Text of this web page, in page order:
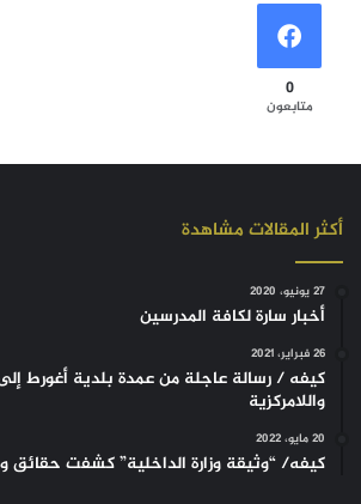
0
متابعون
أكثر المقالات مشاهدة
27 يونيو، 2020
أخبار سارة لكافة المدرسين
26 فبراير، 2021
كيفه / رسالة عاجلة من عمدة بلدية أغورط إلى
واللامركزية
20 مايو، 2022
كيفه/ “وثيقة وزارة الداخلية” كشفت حقائق